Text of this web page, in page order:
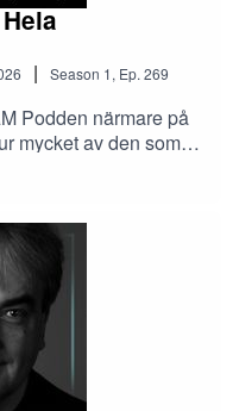
| Season 1, Ep. 269
Podden närmare på
mycket av den som vi
hur yoga och andra
verklighetsbegreppet.